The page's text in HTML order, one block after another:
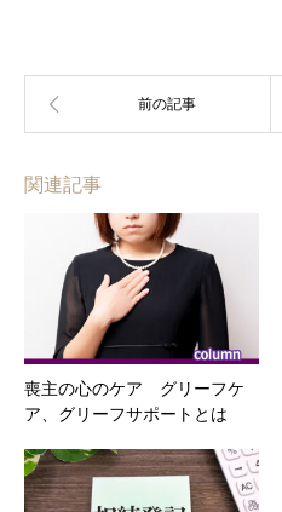
関連記事
喪主の心のケア グリーフケ
ア、グリーフサポートとは